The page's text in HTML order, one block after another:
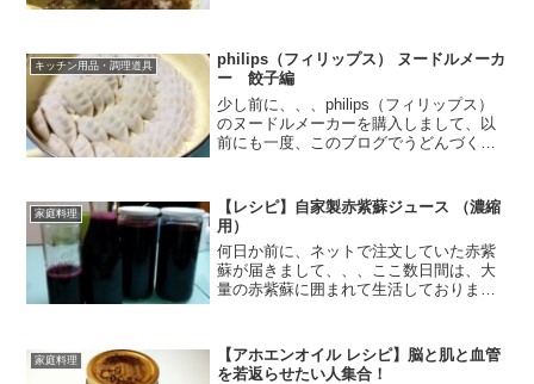
めスパイスが調合された、カ...
キッチン用品・調理道具
philips（フィリップス） ヌードルメーカ
ー 餃子編
少し前に、、、philips（フィリップス）
のヌードルメーカーを購入しまして、以
前にも一度、このブログでうどんづくり
ヌードルメーカーで、餃子の皮を作った
ので、その様...
家庭料理
【レシピ】自家製赤紫蘇ジュース （濃縮
用）
何日か前に、ネットで注文していた赤紫
蘇が届きまして、、、ここ数日間は、大
量の赤紫蘇に囲まれて生活しておりまし
2.7kg！↑上の写真は一部で、枝付きの赤
紫蘇が入った袋が、全...
家庭料理
【アホエンオイル レシピ】脳と肌と血管
を若返らせたい人集合！